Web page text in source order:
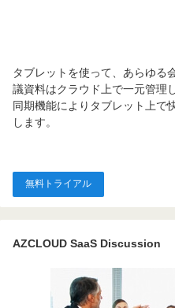
タブレットを使って、あらゆる
議資料はクラウド上で一元管理
同期機能によりタブレット上で
します。
無料トライアル
AZCLOUD SaaS Discussion